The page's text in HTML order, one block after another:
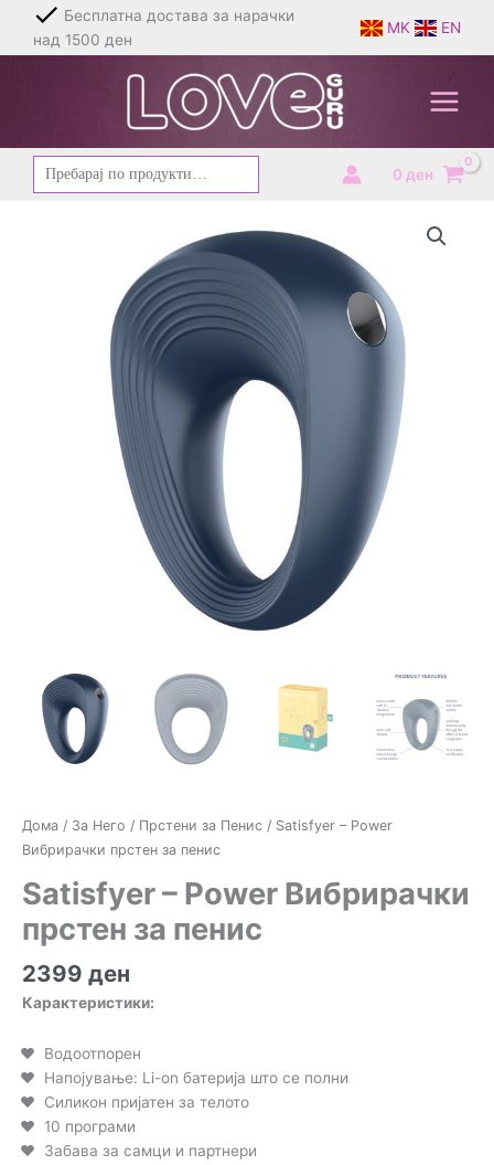
content
Бесплатна достава за нарачки
над 1500 ден
MK EN
Барај
за:
0 ден
Дома / За Него / Прстени за Пенис / Satisfyer – Power
Вибрирачки прстен за пенис
Satisfyer – Power Вибрирачки
прстен за пенис
2399 ден
Карактеристики:
Водоотпорен
Напојување: Li-on батерија што се полни
Силикон пријатен за телото
10 програми
Забава за самци и партнери